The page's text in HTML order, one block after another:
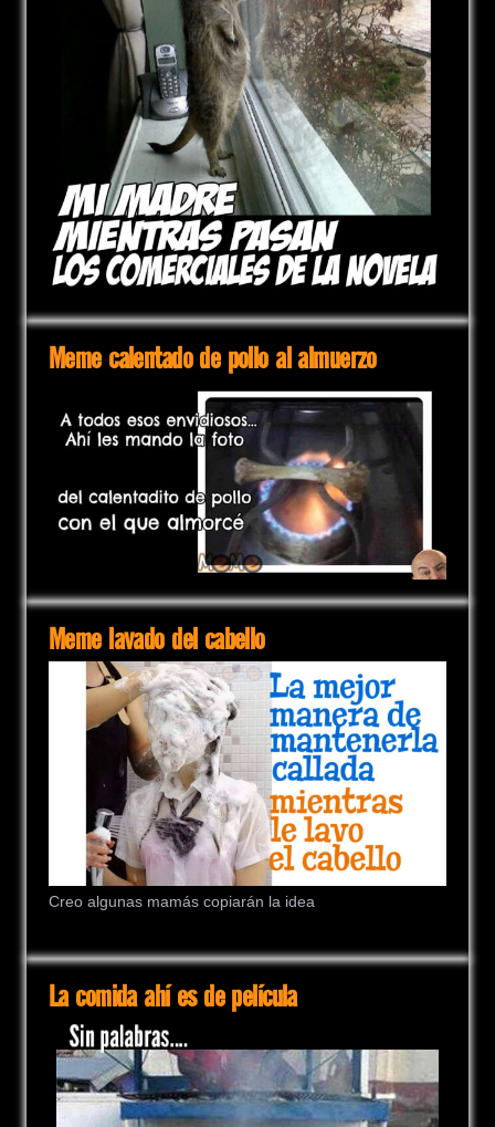
Meme calentado de pollo al almuerzo
Meme lavado del cabello
Creo algunas mamás copiarán la idea
La comida ahí es de película